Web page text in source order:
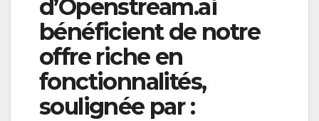
d’Openstream.ai
bénéficient de notre
offre riche en
fonctionnalités,
soulignée par :